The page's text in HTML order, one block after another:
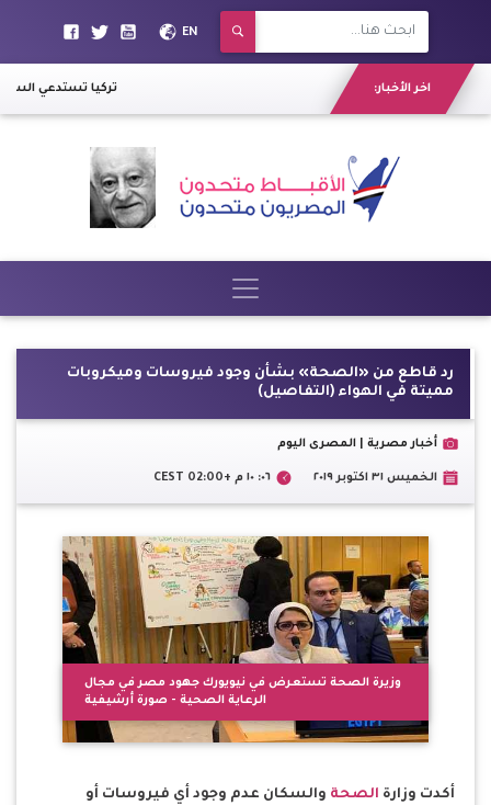
EN
اخر الأخبار: تركيا تستدعي
رد قاطع من «الصحة» بشأن وجود فيروسات وميكروبات
مميتة في الهواء (التفاصيل)
أخبار مصرية | المصرى اليوم
الخميس ٣١ اكتوبر ٢٠١٩ ٠٦: ١٠ م +02:00 CEST
وزيرة الصحة تستعرض في نيويورك جهود مصر في مجال
الرعاية الصحية - صورة أرشيفية
أكدت وزارة الصحة والسكان عدم وجود أي فيروسات أو